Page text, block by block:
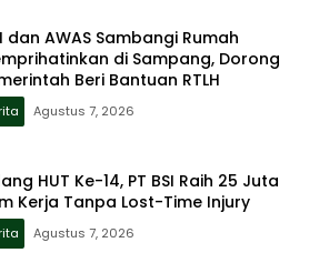
dan AWAS Sambangi Rumah
di Sampang, Dorong
Beri Bantuan RTLH
Agustus 7, 2026
HUT Ke-14, PT BSI Raih 25 Juta
Kerja Tanpa Lost-Time Injury
Agustus 7, 2026